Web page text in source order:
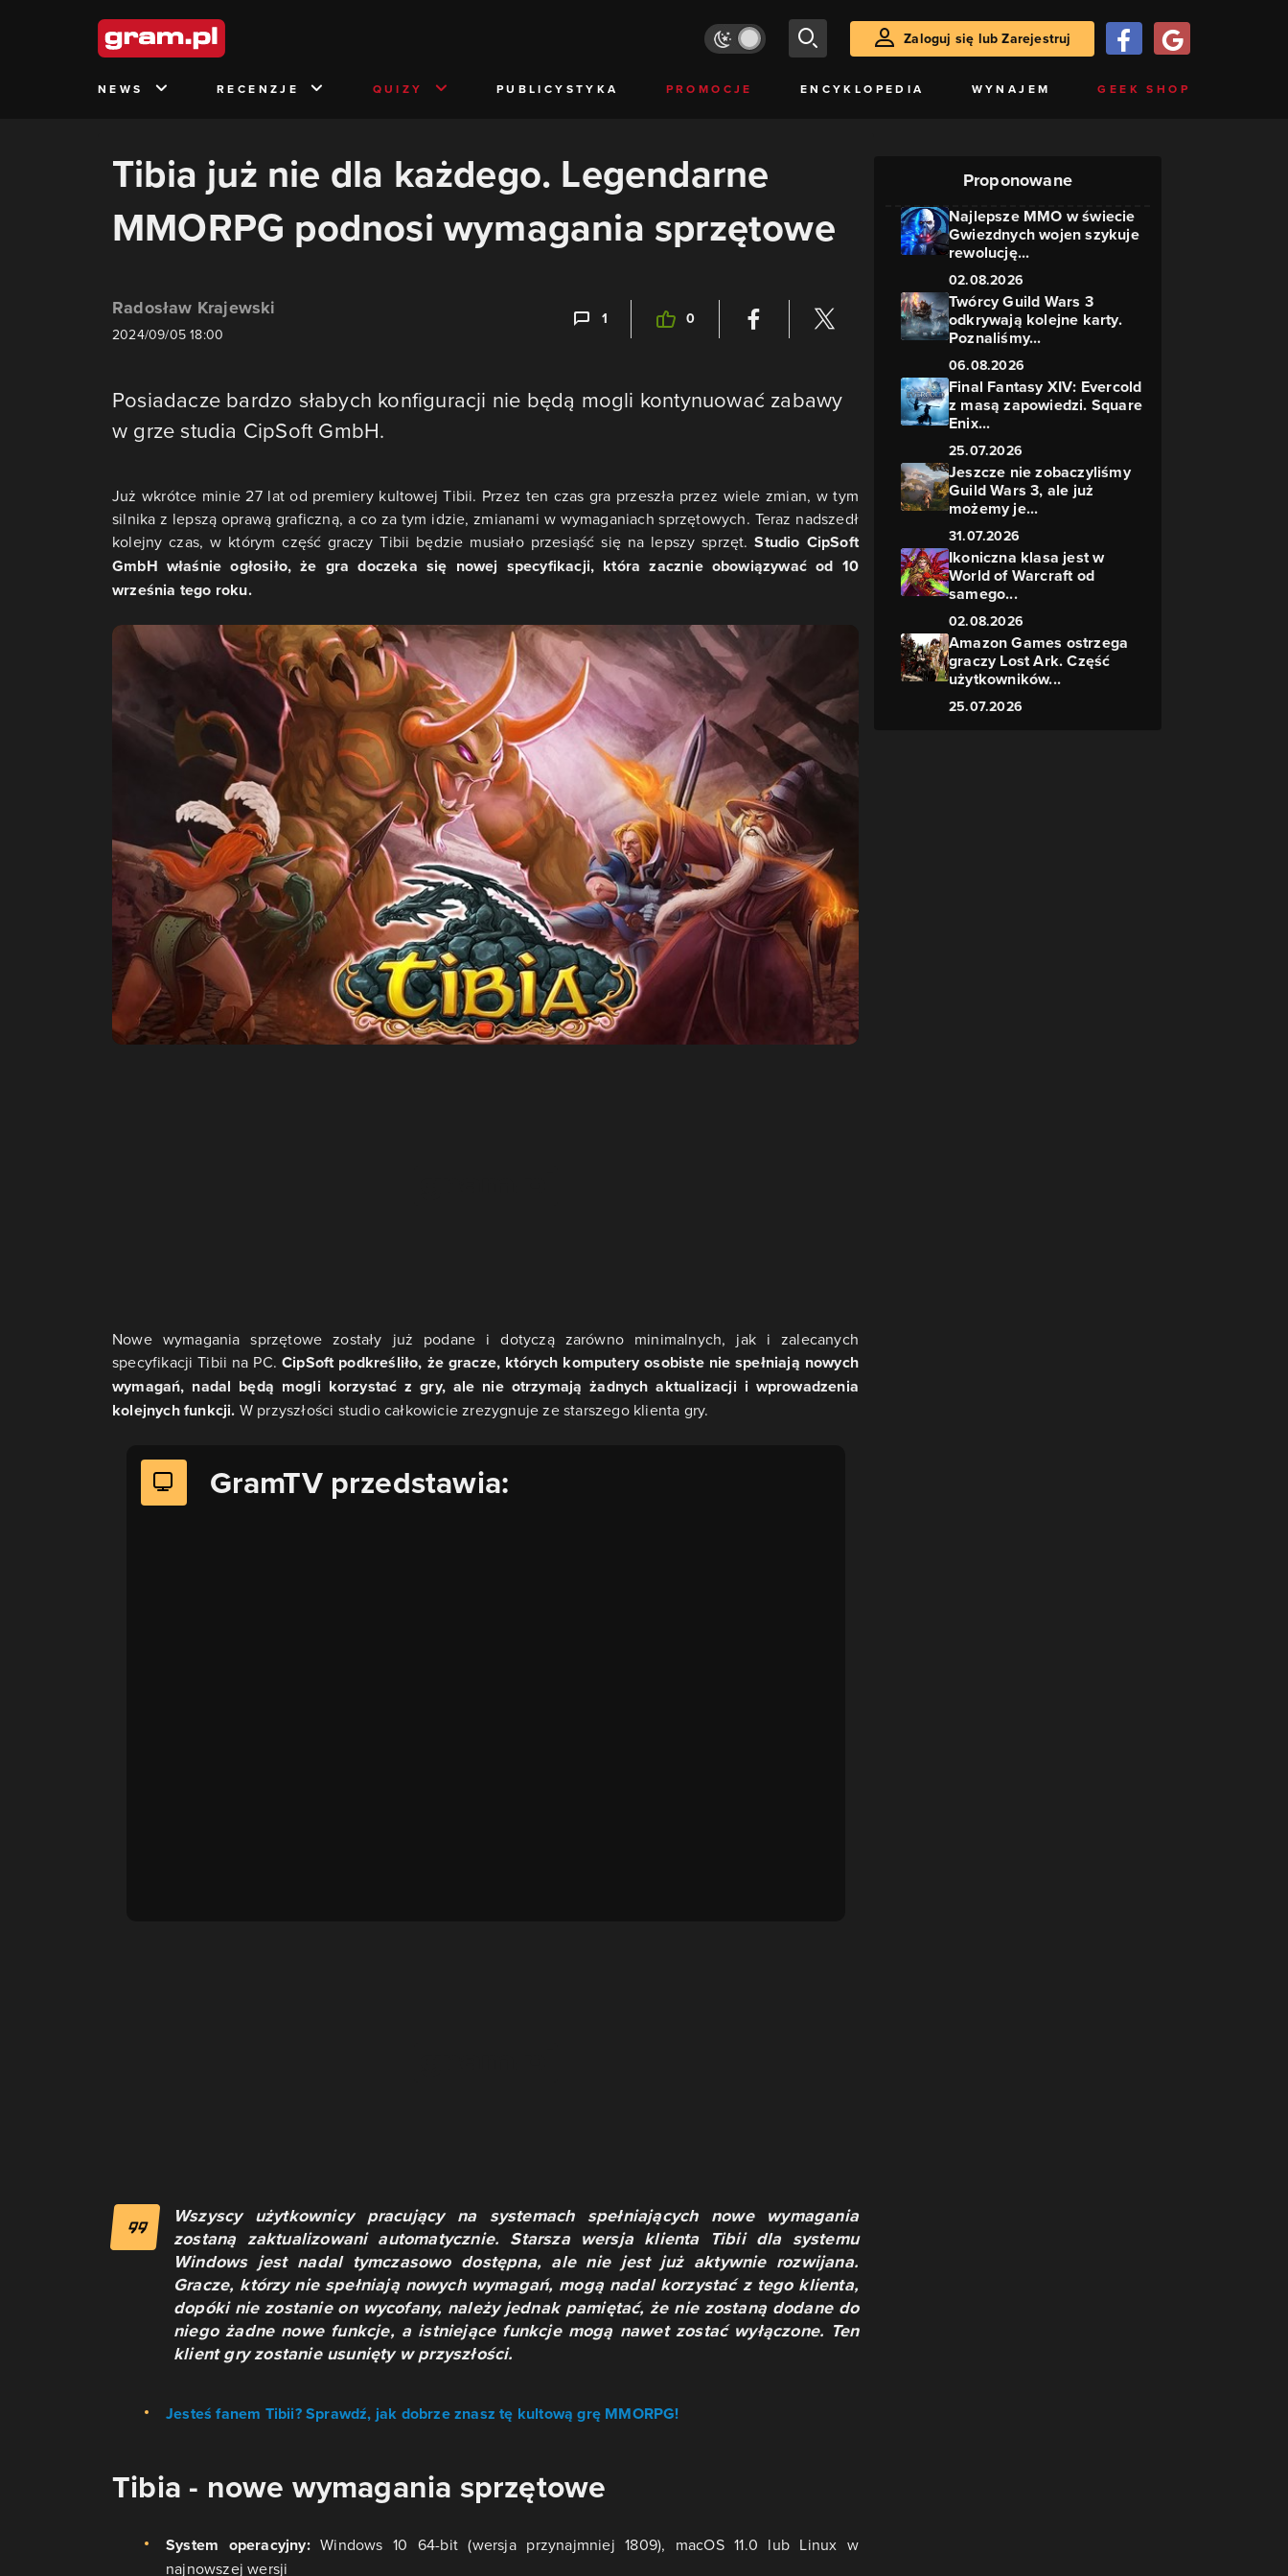
Zaloguj się lub Zarejestruj
NEWS RECENZJE QUIZY PUBLICYSTYKA PROMOCJE ENCYKLOPEDIA WYNAJEM GEEK SHOP
Tibia już nie dla każdego. Legendarne
MMORPG podnosi wymagania sprzętowe
Radosław Krajewski
2024/09/05 18:00
1 0
Posiadacze bardzo słabych konfiguracji nie będą mogli kontynuować zabawy
w grze studia CipSoft GmbH.
Już wkrótce minie 27 lat od premiery kultowej Tibii. Przez ten czas gra przeszła przez wiele zmian, w tym
silnika z lepszą oprawą graficzną, a co za tym idzie, zmianami w wymaganiach sprzętowych. Teraz nadszedł
kolejny czas, w którym część graczy Tibii będzie musiało przesiąść się na lepszy sprzęt.Studio CipSoft
GmbH właśnie ogłosiło, że gra doczeka się nowej specyfikacji, która zacznie obowiązywać od 10
września tego roku.
Nowe wymagania sprzętowe zostały już podane i dotyczą zarówno minimalnych, jak i zalecanych
specyfikacji Tibii na PC. CipSoft podkreśliło, że gracze, których komputery osobiste nie spełniają nowych
wymagań, nadal będą mogli korzystać z gry, ale nie otrzymają żadnych aktualizacji i wprowadzenia
kolejnych funkcji. W przyszłości studio całkowicie zrezygnuje ze starszego klienta gry.
GramTV przedstawia:
Wszyscy użytkownicy pracujący na systemach spełniających nowe wymagania
zostaną zaktualizowani automatycznie. Starsza wersja klienta Tibii dla systemu
Windows jest nadal tymczasowo dostępna, ale nie jest już aktywnie rozwijana.
Gracze, którzy nie spełniają nowych wymagań, mogą nadal korzystać z tego klienta,
dopóki nie zostanie on wycofany, należy jednak pamiętać, że nie zostaną dodane do
niego żadne nowe funkcje, a istniejące funkcje mogą nawet zostać wyłączone. Ten
klient gry zostanie usunięty w przyszłości.
Jesteś fanem Tibii? Sprawdź, jak dobrze znasz tę kultową grę MMORPG!
Tibia - nowe wymagania sprzętowe
System operacyjny:Windows 10 64-bit (wersja przynajmniej 1809), macOS 11.0 lub Linux w
najnowszej wersji
Proponowane
Najlepsze MMO w świecie
Gwiezdnych wojen szykuje
rewolucję...
02.08.2026
Twórcy Guild Wars 3
odkrywają kolejne karty.
Poznaliśmy...
06.08.2026
Final Fantasy XIV: Evercold
z masą zapowiedzi. Square
Enix...
25.07.2026
Jeszcze nie zobaczyliśmy
Guild Wars 3, ale już
możemy je...
31.07.2026
Ikoniczna klasa jest w
World of Warcraft od
samego...
02.08.2026
Amazon Games ostrzega
graczy Lost Ark. Część
użytkowników...
25.07.2026